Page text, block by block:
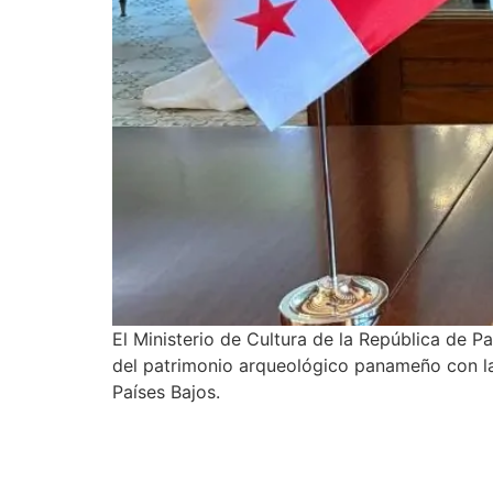
El Ministerio de Cultura de la República de
del patrimonio arqueológico panameño con
Países Bajos.